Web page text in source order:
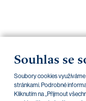
Souhlas se
Soubory cookies
stránkami. Podrobné
Kliknutím na „Přijmout